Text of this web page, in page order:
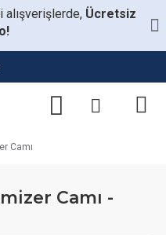
alışverişlerde, Ücretsiz
Camı
Camı -